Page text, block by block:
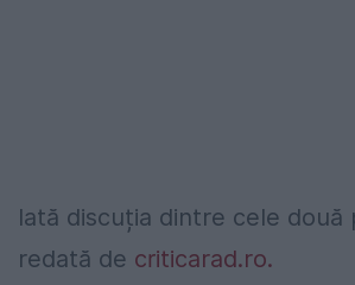
Iată discuția dintre cele două
redată de criticarad.ro.